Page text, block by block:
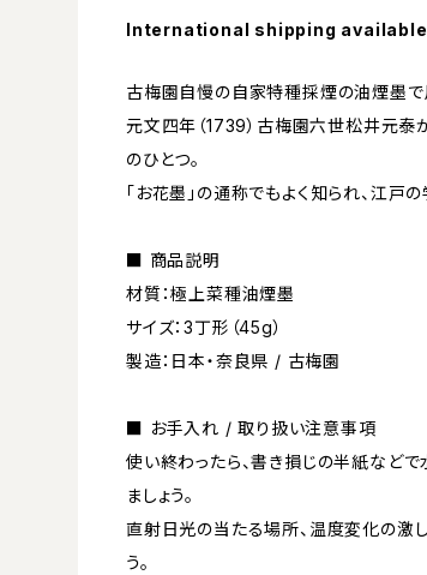
International shipping available
古梅園自慢の自家特種採煙の油煙墨で
元文四年（1739）古梅園六世松井元泰
のひとつ。
「お花墨」の通称でもよく知られ、江戸
■ 商品説明
材質：極上菜種油煙墨
サイズ：3丁形（45g）
製造：日本・奈良県 / 古梅園
■ お手入れ / 取り扱い注意事項
使い終わったら、書き損じの半紙など
ましょう。
直射日光の当たる場所、温度変化の激
う。